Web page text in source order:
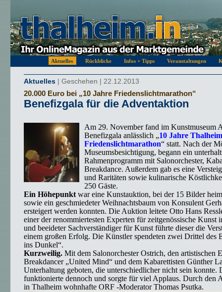
Aktuelles Rückblicke Infos + Tipps Veranstaltungen
Aktuelles | Geschehen | 22.12.2013
20.000 Euro bei „10 Jahre Friedenslichtmarathon“
Benefizgala für die Adventaktion
Am 29. November fand im Kunstmuseum
Benefizgala anlässlich „10 Jahre
Friedenslichtmarathon“ statt. Nach der
Museumsbesichtigung, begann ein
Rahmenprogramm mit Salonorchester,
Breakdance. Außerdem gab es eine
und Raritäten sowie kulinarische
250 Gäste.
Ein Höhepunktwar eine Kunstauktion, bei der 15 Bilder
sowie ein geschmiedeter Weihnachtsbaum von Konsulent
ersteigert werden konnten. Die Auktion leitete Otto Hans
einer der renommiertesten Experten für zeitgenössische Kunst
und beeideter Sachverständiger für Kunst führte dieser die
einem großen Erfolg. Die Künstler spendeten zwei Drittel des
ins Dunkel“.
Kurzweilig. Mit dem Salonorchester Ostrich, den artistischen
Breakdancer „United Mind“ und dem Kabarettisten Günther
Unterhaltung geboten, die unterschiedlicher nicht sein konnte.
funktionierte dennoch und sorgte für viel Applaus. Durch den
in Thalheim wohnhafte ORF -Moderator Thomas Psutka.